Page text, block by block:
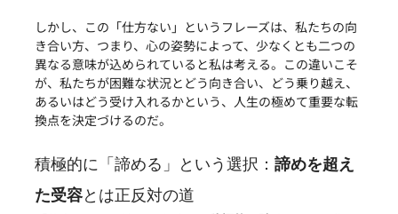
しかし、この「仕方ない」というフレーズは、私たちの向
き合い方、つまり、心の姿勢によって、少なくとも二つの
異なる意味が込められていると私は考える。この違いこそ
が、私たちが困難な状況とどう向き合い、どう乗り越え、
あるいはどう受け入れるかという、人生の極めて重要な転
換点を決定づけるのだ。
積極的に「諦める」という選択： 諦めを超え
た受容とは正反対の道